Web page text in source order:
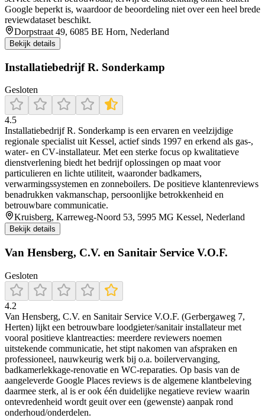
Google beperkt is, waardoor de beoordeling niet over een heel brede
reviewdataset beschikt.
Dorpstraat 49, 6085 BE Horn, Nederland
Bekijk details
Installatiebedrijf R. Sonderkamp
Gesloten
4.5
Installatiebedrijf R. Sonderkamp is een ervaren en veelzijdige
regionale specialist uit Kessel, actief sinds 1997 en erkend als gas‐,
water‐ en CV‐installateur. Met een sterke focus op kwalitatieve
dienstverlening biedt het bedrijf oplossingen op maat voor
particulieren en lichte utiliteit, waaronder badkamers,
verwarmingssystemen en zonneboilers. De positieve klantenreviews
benadrukken vakmanschap, persoonlijke betrokkenheid en
betrouwbare communicatie.
Kruisberg, Karreweg-Noord 53, 5995 MG Kessel, Nederland
Bekijk details
Van Hensberg, C.V. en Sanitair Service V.O.F.
Gesloten
4.2
Van Hensberg, C.V. en Sanitair Service V.O.F. (Gerbergaweg 7,
Herten) lijkt een betrouwbare loodgieter/sanitair installateur met
vooral positieve klantreacties: meerdere reviewers noemen
uitstekende communicatie, het stipt nakomen van afspraken en
professioneel, nauwkeurig werk bij o.a. boilervervanging,
badkamerlekkage-renovatie en WC-reparaties. Op basis van de
aangeleverde Google Places reviews is de algemene klantbeleving
daarmee sterk, al is er ook één duidelijke negatieve review waarin
ontevredenheid wordt geuit over een (gewenste) aanpak rond
onderhoud/onderdelen.